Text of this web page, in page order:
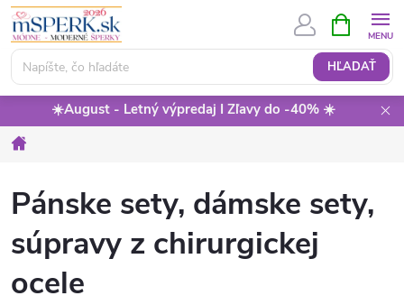
Prejsť
obsah
HĽADAŤ
KOŠÍK
☀️August - Letný výpredaj I Zľavy do -40% ☀️
Pánske sety, dámske sety,
súpravy z chirurgickej
ocele